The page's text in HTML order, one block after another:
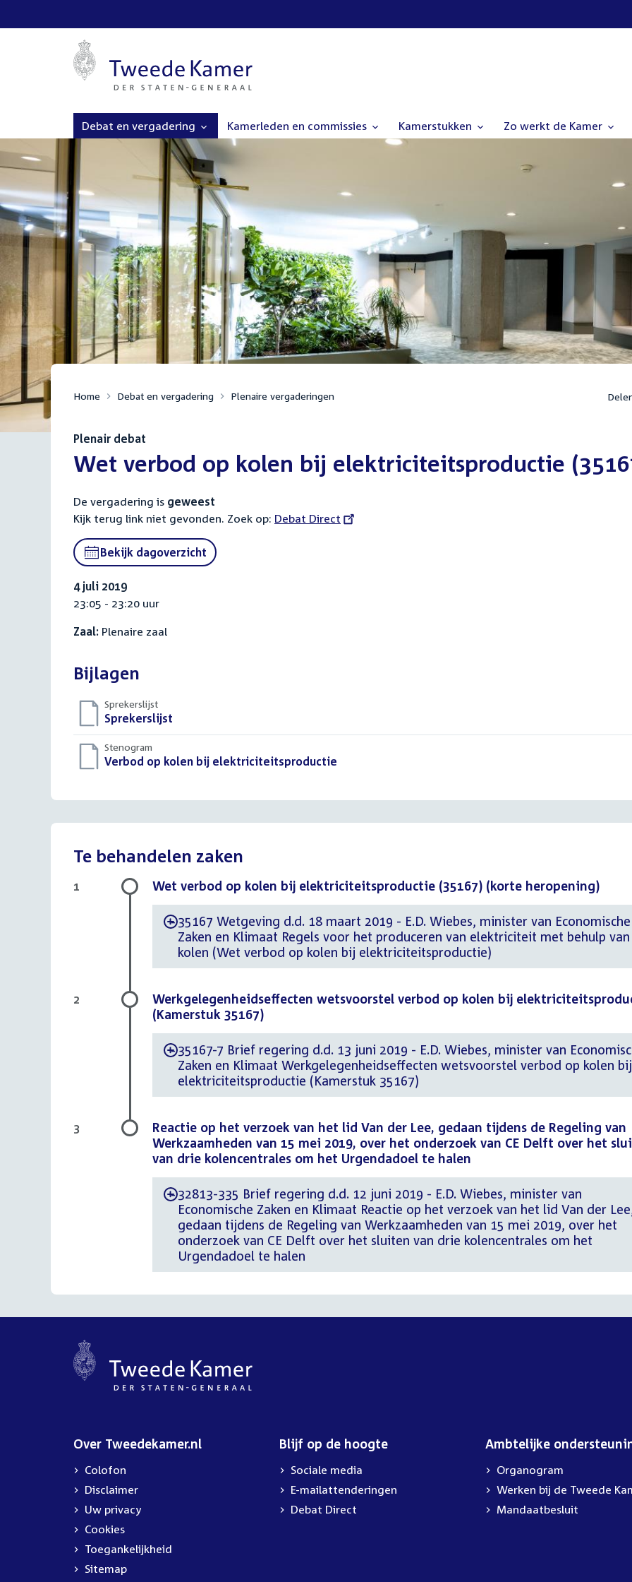
Debat en vergadering Kamerleden en commissies Kamerstukken Zo werkt de Kamer
Home Debat en vergadering Plenaire vergaderingen
Plenair debat
:Wet verbod op kolen bij elektriciteitsproductie
De vergadering is geweest
Kijk terug link niet gevonden. Zoek op: External
Debat Direct
Bekijk dagoverzicht
4 juli 2019
23:05 - 23:20 uur
Zaal: Plenaire zaal
Bijlagen
Sprekerslijst
Download
bestand:
Sprekerslijst
Stenogram
Download
Verbod op kolen bij elektriciteitsproductie
Te behandelen zaken
Wet verbod op kolen bij elektriciteitsproductie (35167) (korte heropening)
-35167 Wetgeving d.d. 18 maart 2019 - E.D. Wiebes, minister van Economische
Zaken en Klimaat Regels voor het produceren van elektriciteit met behulp van
kolen (Wet verbod op kolen bij elektriciteitsproductie)
1
Werkgelegenheidseffecten wetsvoorstel verbod op kolen bij
(Kamerstuk 35167)
-35167-7 Brief regering d.d. 13 juni 2019 - E.D. Wiebes, minister van
Zaken en Klimaat Werkgelegenheidseffecten wetsvoorstel verbod op kolen bij
elektriciteitsproductie (Kamerstuk 35167)
2
Reactie op het verzoek van het lid Van der Lee, gedaan tijdens de Regeling van
Werkzaamheden van 15 mei 2019, over het onderzoek van CE Delft over het
van drie kolencentrales om het Urgendadoel te halen
-32813-335 Brief regering d.d. 12 juni 2019 - E.D. Wiebes, minister van
Economische Zaken en Klimaat Reactie op het verzoek van het lid Van der
gedaan tijdens de Regeling van Werkzaamheden van 15 mei 2019, over het
onderzoek van CE Delft over het sluiten van drie kolencentrales om het
Urgendadoel te halen
3
Over Tweedekamer.nl
Colofon
Disclaimer
Uw privacy
Cookies
Toegankelijkheid
Sitemap
Blijf op de hoogte
Sociale media
E-mailattenderingen
Debat Direct
Ambtelijke
Organogram
External
link:
Werken bij de Tweede
Mandaatbesluit